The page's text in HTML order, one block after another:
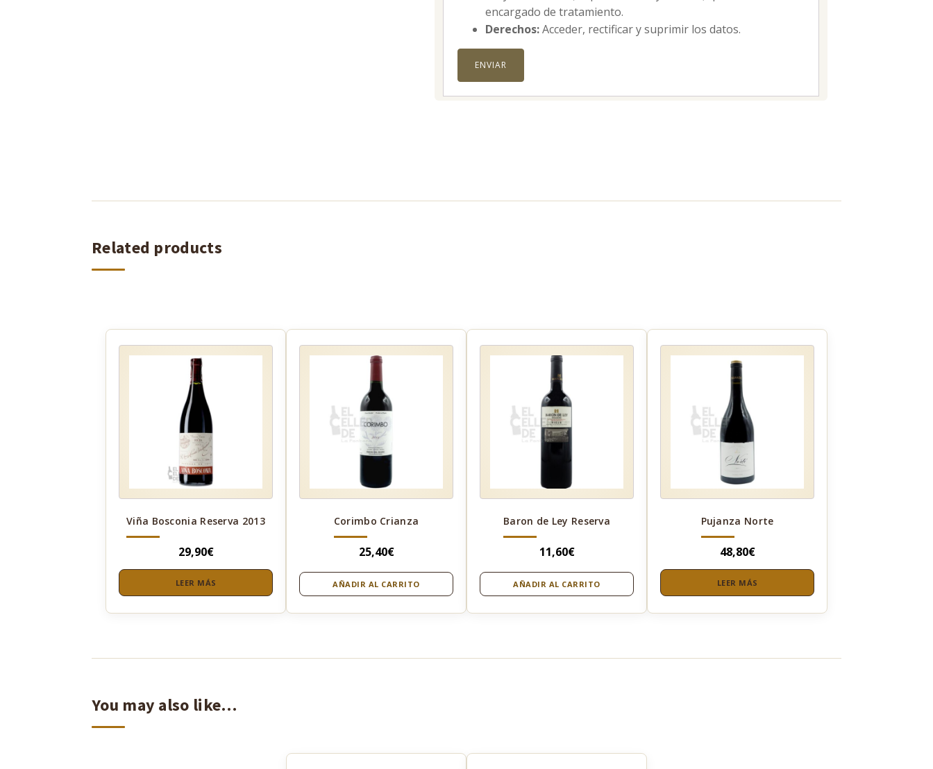
encargado de tratamiento.
Derechos:Acceder, rectificar y suprimir los datos.
Related products
Viña Bosconia Reserva 2013
29,90€
LEER MÁS
Corimbo Crianza
25,40€
AÑADIR AL CARRITO
Baron de Ley Reserva
11,60€
AÑADIR AL CARRITO
Pujanza Norte
48,80€
LEER MÁS
You may also like…